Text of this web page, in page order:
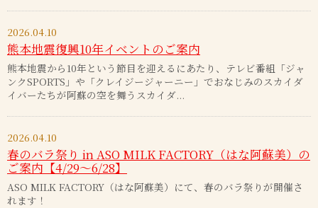
2026.04.10
熊本地震復興10年イベントのご案内
熊本地震から10年という節目を迎えるにあたり、テレビ番組「ジャ
ンクSPORTS」や「クレイジージャーニー」でおなじみのスカイダ
イバーたちが阿蘇の空を舞うスカイダ...
2026.04.10
春のバラ祭り in ASO MILK FACTORY（はな阿蘇美）の
ご案内【4/29～6/28】
ASO MILK FACTORY（はな阿蘇美）にて、春のバラ祭りが開催さ
れます！